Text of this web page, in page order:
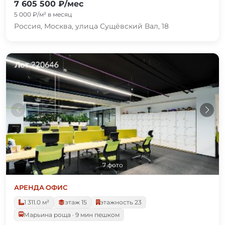
7 605 500 ₽/мес
5 000 ₽/м² в месяц
Россия, Москва, улица Сущёвский Вал, 18
7 фото
АРЕНДА·ОФИС
1 311.0 м²
этаж 15
этажность 23
Марьина роща · 9 мин пешком